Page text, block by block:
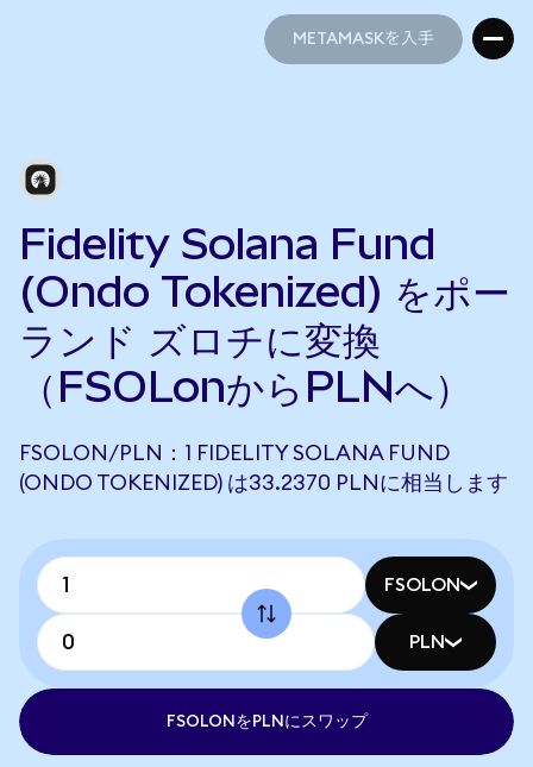
METAMASKを入手
Fidelity Solana Fund
(Ondo Tokenized) をポー
ランド ズロチに変換
（FSOLonからPLNへ）
FSOLON/PLN：1 FIDELITY SOLANA FUND
(ONDO TOKENIZED) は33.2370 PLNに相当します
FSOLON
PLN
FSOLONをPLNにスワップ